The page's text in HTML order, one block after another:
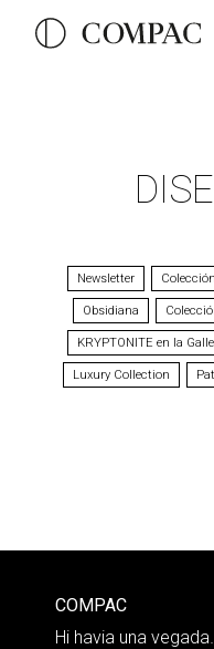
Newsletter
Obsidiana
KRYPTONITE en la
Luxury Collection
COMPAC
Hi havia una